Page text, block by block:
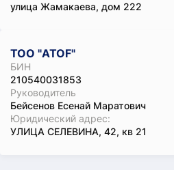
улица Жамакаева, дом 222
ТОО "ATOF"
БИН
210540031853
Руководитель
Бейсенов Есенай Маратович
Юридический адрес:
УЛИЦА СЕЛЕВИНА, 42, кв 21